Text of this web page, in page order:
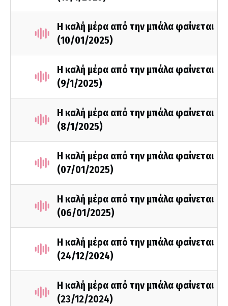
Η καλή μέρα από την μπάλα φαίνεται
(10/01/2025)
Η καλή μέρα από την μπάλα φαίνεται
(9/1/2025)
Η καλή μέρα από την μπάλα φαίνεται
(8/1/2025)
Η καλή μέρα από την μπάλα φαίνεται
(07/01/2025)
Η καλή μέρα από την μπάλα φαίνεται
(06/01/2025)
Η καλή μέρα από την μπάλα φαίνεται
(24/12/2024)
Η καλή μέρα από την μπάλα φαίνεται
(23/12/2024)